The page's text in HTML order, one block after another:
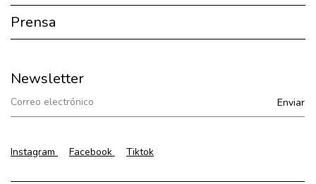
Prensa
Newsletter
Instagram Facebook Tiktok